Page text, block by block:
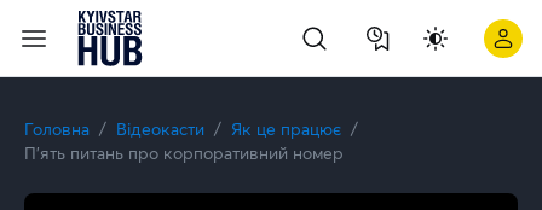
Головна Відеокасти
Як це працює
П'ять питань про корпоративний номер
Як боротися з DDoS-атаками? | Kyivstar Business Hub